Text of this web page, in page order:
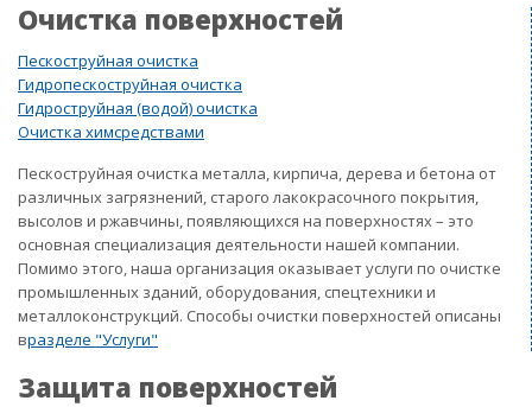
Очистка поверхностей
Пескоструйная очистка
Гидропескоструйная очистка
Гидроструйная (водой) очистка
Очистка химсредствами
Пескоструйная очистка металла, кирпича, дерева и бетона от
различных загрязнений, старого лакокрасочного покрытия,
высолов и ржавчины, появляющихся на поверхностях – это
основная специализация деятельности нашей компании.
Помимо этого, наша организация оказывает услуги по очистке
промышленных зданий, оборудования, спецтехники и
металлоконструкций. Способы очистки поверхностей описаны
вразделе "Услуги"
Защита поверхностей